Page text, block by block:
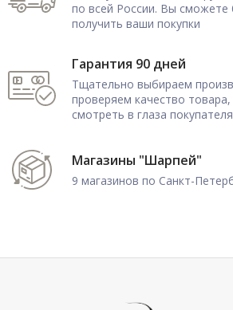
по всей России. Вы сможете
получить ваши покупки
Гарантия 90 дней
Тщательно выбираем
проверяем качество
смотреть в глаза
Магазины "Шарпей"
9 магазинов по Санкт-